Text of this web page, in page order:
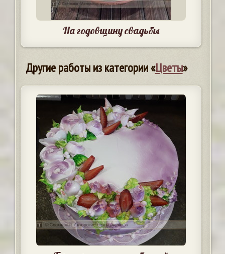
На годовщину свадьбы
Другие работы из категории «Цветы»